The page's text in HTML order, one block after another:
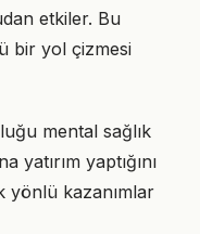
etkiler. Bu
bir yol çizmesi
mental sağlık
yatırım yaptığını
yönlü kazanımlar